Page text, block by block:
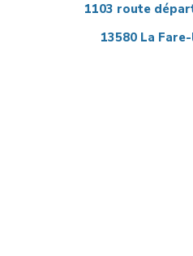
1103 route
13580 La